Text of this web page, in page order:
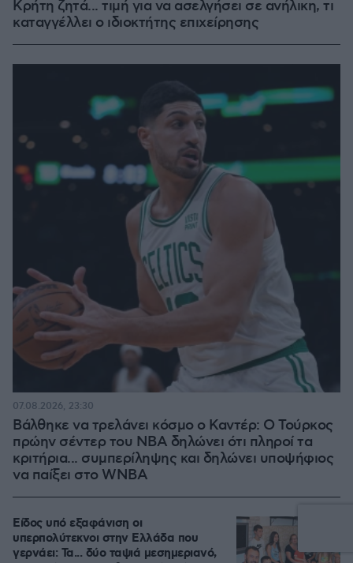
Κρήτη ζητά... τιμή για να ασελγήσει σε ανήλικη, τι
καταγγέλλει ο ιδιοκτήτης επιχείρησης
Βάλθηκε να τρελάνει κόσμο ο Καντέρ: Ο Τούρκος
πρώην σέντερ του NBA δηλώνει ότι πληροί τα
κριτήρια... συμπερίληψης και δηλώνει υποψήφιος
να παίξει στο WNBA
07.08.2026, 23:30
Είδος υπό εξαφάνιση οι
υπερπολύτεκνοι στην Ελλάδα που
γερνάει: Τα... δύο ταψιά μεσημεριανό,